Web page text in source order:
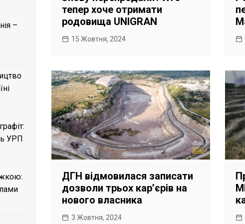
тепер хоче отримати
родовища UNIGRAN
15 Жовтня, 2024
ДГН відмовилася записати
дозволи трьох карʼєрів на
нового власника
3 Жовтня, 2024
–
УРП